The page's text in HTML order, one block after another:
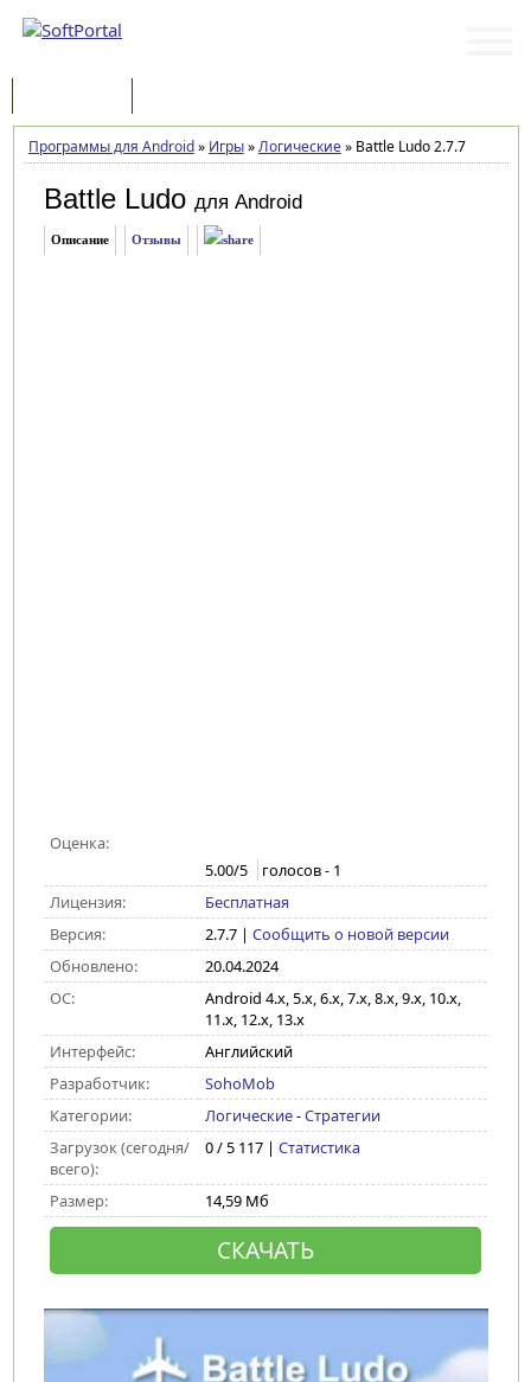
Программы для Android» Игры»Логические»Battle Ludo 2.7.7
Battle Ludo для Android
Описание Отзывы
Оценка:
5.00/5 голосов - 1
Лицензия:
Бесплатная
Версия:
2.7.7| Сообщить о новой версии
Обновлено:
20.04.2024
ОС:
Android 4.x, 5.x, 6.x, 7.x, 8.x, 9.x, 10.x,
11.x, 12.x, 13.x
Интерфейс:
Английский
Разработчик:
SohoMob
Категории:
Логические-Стратегии
Загрузок (сегодня/
всего):
0 / 5 117 | Статистика
Размер: 14,59 Мб
СКАЧАТЬ